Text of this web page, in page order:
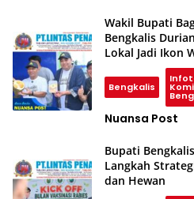
Wakil Bupati
Bengkalis
Lokal Jadi Ikon
Bengkalis
Nuansa Post
Bupati
Langkah
dan Hewan